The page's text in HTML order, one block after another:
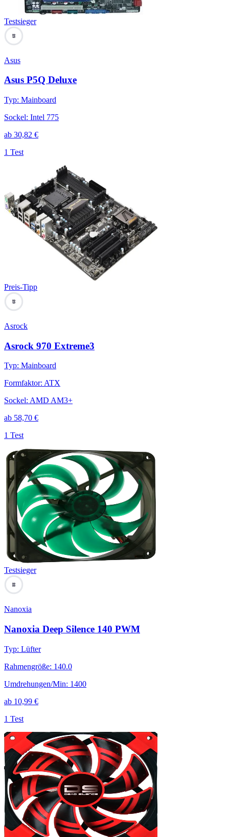
Testsieger
89
Asus
Asus P5Q Deluxe
Typ: Mainboard
Sockel: Intel 775
ab 30,82 €
1 Test
Preis-Tipp
89
Asrock
Asrock 970 Extreme3
Typ: Mainboard
Formfaktor: ATX
Sockel: AMD AM3+
ab 58,70 €
1 Test
Testsieger
88
Nanoxia
Nanoxia Deep Silence 140 PWM
Typ: Lüfter
Rahmengröße: 140.0
Umdrehungen/Min: 1400
ab 10,99 €
1 Test